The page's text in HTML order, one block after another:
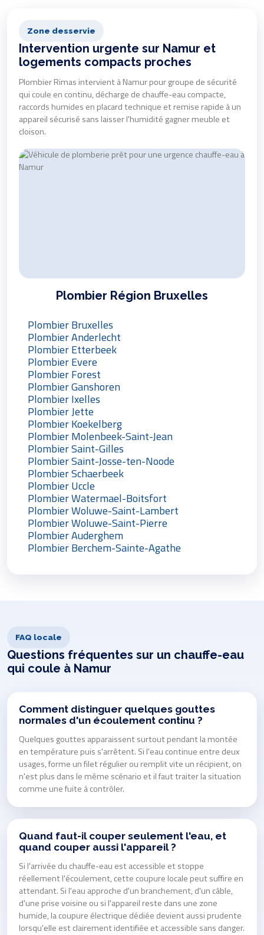
Zone desservie
Intervention urgente sur Namur et
logements compacts proches
Plombier Rimas intervient à Namur pour groupe de sécurité
qui coule en continu, décharge de chauffe-eau compacte,
raccords humides en placard technique et remise rapide à un
appareil sécurisé sans laisser l'humidité gagner meuble et
cloison.
Plombier Région Bruxelles
Plombier Bruxelles
Plombier Anderlecht
Plombier Etterbeek
Plombier Evere
Plombier Forest
Plombier Ganshoren
Plombier Ixelles
Plombier Jette
Plombier Koekelberg
Plombier Molenbeek-Saint-Jean
Plombier Saint-Gilles
Plombier Saint-Josse-ten-Noode
Plombier Schaerbeek
Plombier Uccle
Plombier Watermael-Boitsfort
Plombier Woluwe-Saint-Lambert
Plombier Woluwe-Saint-Pierre
Plombier Auderghem
Plombier Berchem-Sainte-Agathe
FAQ locale
Questions fréquentes sur un chauffe-eau
qui coule à Namur
Comment distinguer quelques gouttes
normales d'un écoulement continu ?
Quelques gouttes apparaissent surtout pendant la montée
en température puis s'arrêtent. Si l'eau continue entre deux
usages, forme un filet régulier ou remplit vite un récipient, on
n'est plus dans le même scénario et il faut traiter la situation
comme une fuite à contrôler.
Quand faut-il couper seulement l'eau, et
quand couper aussi l'appareil ?
Si l'arrivée du chauffe-eau est accessible et stoppe
réellement l'écoulement, cette coupure locale peut suffire en
attendant. Si l'eau approche d'un branchement, d'un câble,
d'une prise voisine ou si l'appareil reste dans une zone
humide, la coupure électrique dédiée devient aussi prudente
lorsqu'elle est clairement identifiée et accessible sans danger.